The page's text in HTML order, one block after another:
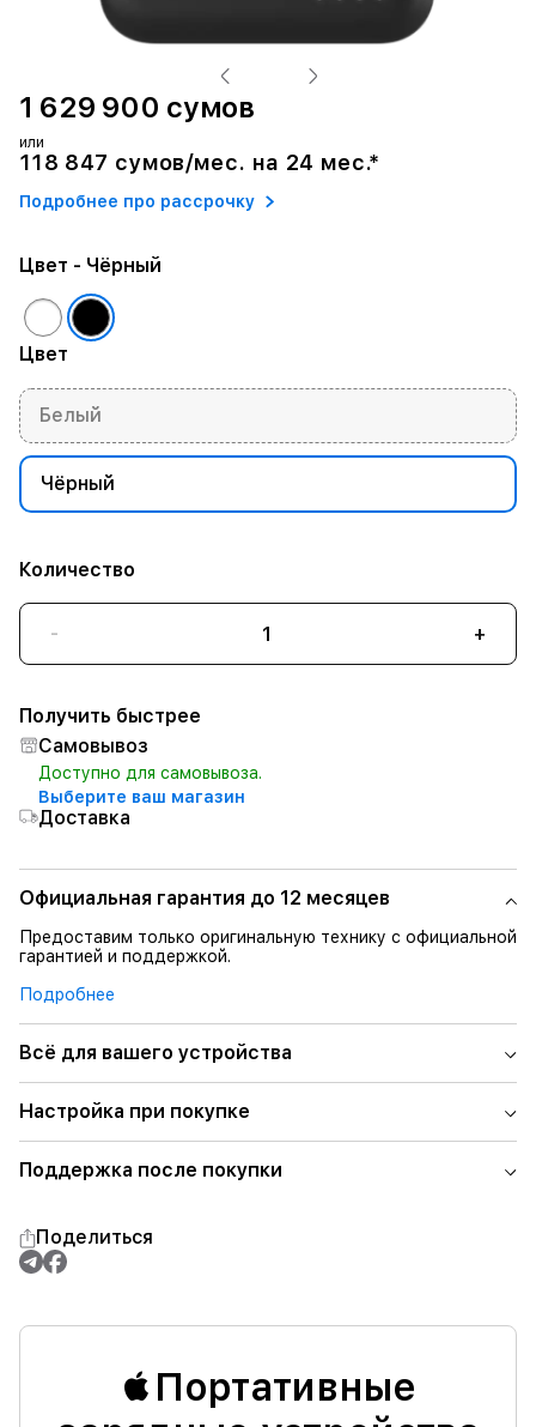
1 629 900 сумов
или
118 847 сумов/мес. на 24 мес.*
Подробнее про рассрочку
Цвет - Чёрный
Цвет
Белый
Чёрный
Количество
- +
Получить быстрее
Самовывоз
Доступно для самовывоза.
Выберите ваш магазин
Доставка
Официальная гарантия до 12 месяцев
Предоставим только оригинальную технику с официальной
гарантией и поддержкой.
Подробнее
Всё для вашего устройства
Настройка при покупке
Поддержка после покупки
Поделиться
Портативные